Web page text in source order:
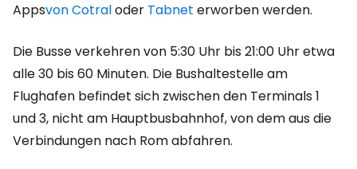
Appsvon Cotraloder Tabnet erworben werden.
Die Busse verkehren von 5:30 Uhr bis 21:00 Uhr etwa
alle 30 bis 60 Minuten. Die Bushaltestelle am
Flughafen befindet sich zwischen den Terminals 1
und 3, nicht am Hauptbusbahnhof, von dem aus die
Verbindungen nach Rom abfahren.